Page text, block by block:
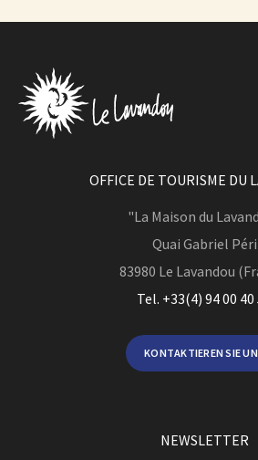
Tisch
OFFICE DE TOURISME DU
"La Maison du
Quai Gabriel Péri
83980 Le Lavandou
Tel. +33(4) 94 00 40
KONTAKTIEREN SIE
NEWSLETTER